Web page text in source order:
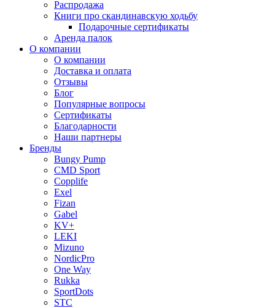
Распродажа
Книги про скандинавскую ходьбу
Подарочные сертификаты
Аренда палок
О компании
О компании
Доставка и оплата
Отзывы
Блог
Популярные вопросы
Сертификаты
Благодарности
Наши партнеры
Бренды
Bungy Pump
CMD Sport
Copplife
Exel
Fizan
Gabel
KV+
LEKI
Mizuno
NordicPro
One Way
Rukka
SportDots
STC